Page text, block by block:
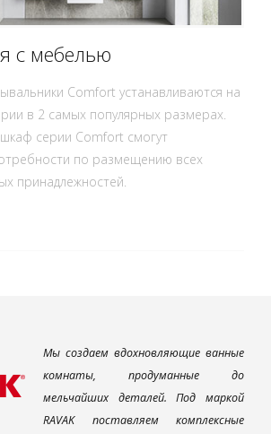
с мебелью
Comfort устанавливаются на
в 2 самых популярных размерах.
серии Comfort смогут
по размещению всех
принадлежностей.
Мы создаем вдохновляющие ванные
комнаты, продуманные до
мельчайших деталей. Под маркой
RAVAK поставляем комплексные